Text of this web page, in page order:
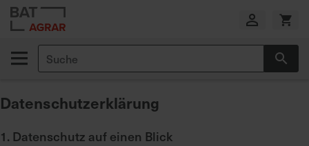
Zum
Inhalt
g
n
Suche
Datenschutz­erklärung
1. Datenschutz auf einen Blick